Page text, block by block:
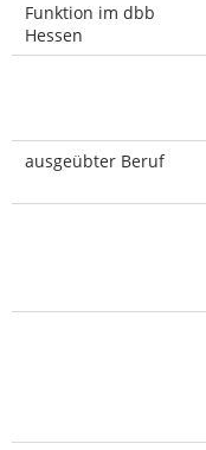
Funktion im dbb
Hessen
ausgeübter Beruf